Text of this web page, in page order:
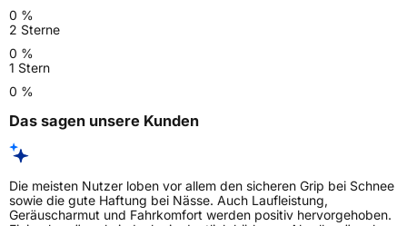
0 %
2 Sterne
0 %
1 Stern
0 %
Das sagen unsere Kunden
Die meisten Nutzer loben vor allem den sicheren Grip bei Schnee
sowie die gute Haftung bei Nässe. Auch Laufleistung,
Geräuscharmut und Fahrkomfort werden positiv hervorgehoben.